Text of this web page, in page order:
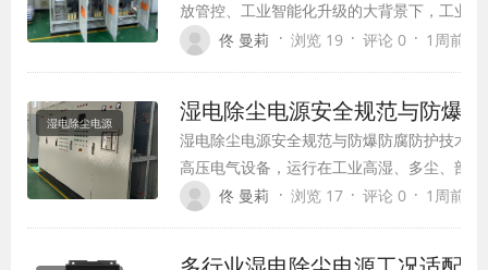
放管控、工业智能化升级的大背景下，工业
核心核心的湿电除尘电源，也逐步摆脱传统
佟 曼莉 · 浏览 19 · 评论 0 · 1周前
湿电除尘电源 湿电除尘电源安全规范与防爆
湿电除尘电源安全规范与防爆防腐防护技术
高压电气设备，运行在工业高湿、多尘、部
的复杂工况中，设备安全运行是企业生产管
佟 曼莉 · 浏览 17 · 评论 0 · 1周前